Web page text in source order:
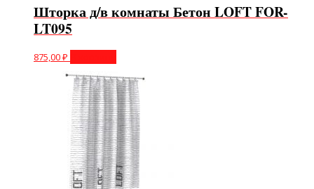
Шторка д/в комнаты Бетон LOFT FOR-
LT095
875,00₽